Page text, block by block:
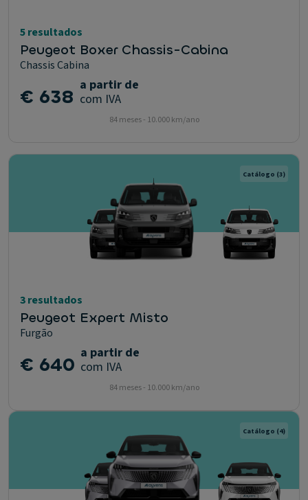
5 resultados
Peugeot Boxer Chassis-Cabina
Chassis Cabina
€ 638 a partir de
com IVA
84 meses - 10.000 km/ano
Catálogo (3)
3 resultados
Peugeot Expert Misto
Furgão
€ 640 a partir de
com IVA
84 meses - 10.000 km/ano
Catálogo (4)